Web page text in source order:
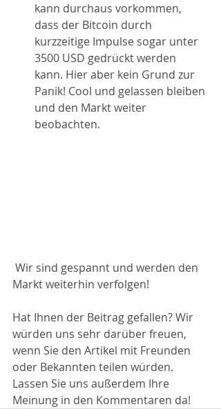
kann durchaus vorkommen,
dass der Bitcoin durch
kurzzeitige Impulse sogar unter
3500 USD gedrückt werden
kann. Hier aber kein Grund zur
Panik! Cool und gelassen bleiben
und den Markt weiter
beobachten.
Markt weiterhin verfolgen!
Hat Ihnen der Beitrag gefallen? Wir
würden uns sehr darüber freuen,
wenn Sie den Artikel mit Freunden
oder Bekannten teilen würden.
Lassen Sie uns außerdem Ihre
Meinung in den Kommentaren da!